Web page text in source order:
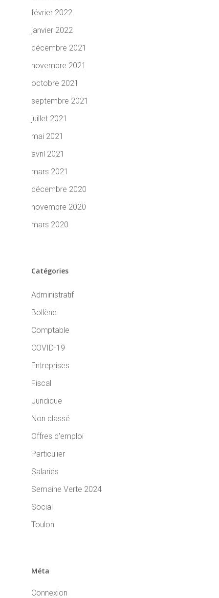
février 2022
janvier 2022
décembre 2021
novembre 2021
octobre 2021
septembre 2021
juillet 2021
mai 2021
avril 2021
mars 2021
décembre 2020
novembre 2020
mars 2020
Catégories
Administratif
Bollène
Comptable
COVID-19
Entreprises
Fiscal
Juridique
Non classé
Offres d'emploi
Particulier
Salariés
Semaine Verte 2024
Social
Toulon
Méta
Connexion